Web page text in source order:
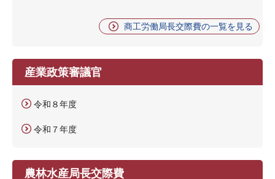
商工労働局長交際費の一覧を見る
産業政策審議官
令和８年度
令和７年度
農林水産局長交際費